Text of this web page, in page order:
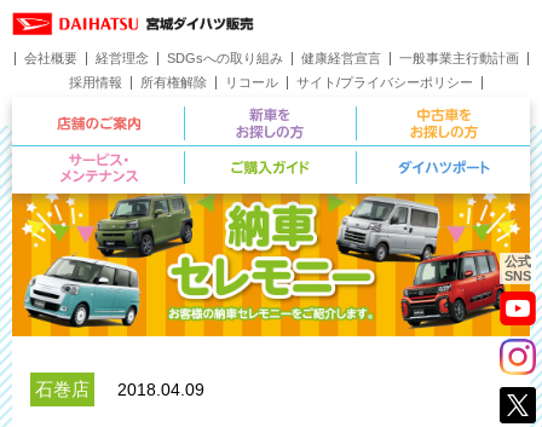
公式
SNS
会社概要 経営理念 SDGsへの取り組み 健康経営宣言
一般事業主行動計画
採用情報
所有権解除 リコール
サイト/プライバシーポリシー
お問い合わせ
店舗のご案内 新車をお探しの方
サービス・メンテナンス ご購入ガイド
石巻店 2018.04.09